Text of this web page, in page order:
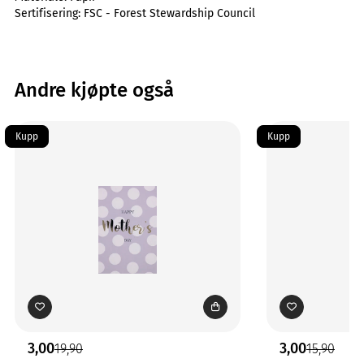
Sertifisering: FSC - Forest Stewardship Council
Andre kjøpte også
Kupp
3,0019,90
Kupp
3,0015,90